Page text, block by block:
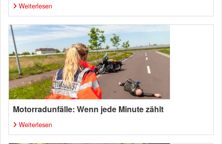
Weiterlesen
Motorradunfälle: Wenn jede Minute zählt
Weiterlesen